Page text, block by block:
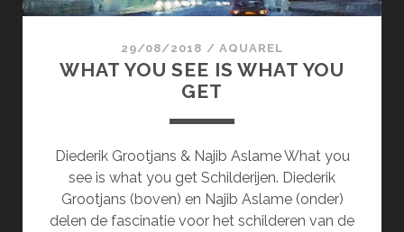
29/08/2018 / AQUAREL
WHAT YOU SEE IS WHAT YOU
GET
Diederik Grootjans & Najib Aslame What you
see is what you get Schilderijen. Diederik
Grootjans (boven) en Najib Aslame (onder)
delen de fascinatie voor het schilderen van de